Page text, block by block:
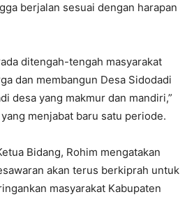
berjalan sesuai dengan harapan
ditengah-tengah masyarakat
dan membangun Desa Sidodadi
desa yang makmur dan mandiri,”
menjabat baru satu periode.
Bidang, Rohim mengatakan
akan terus berkiprah untuk
masyarakat Kabupaten